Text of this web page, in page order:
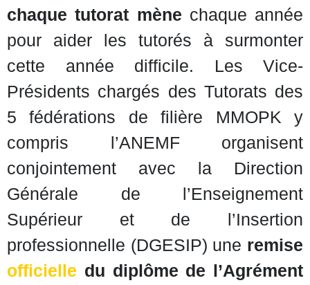
chaque tutorat mène chaque année
pour aider les tutorés à surmonter
cette année difficile. Les Vice-
Présidents chargés des Tutorats des
5 fédérations de filière MMOPK y
compris l’ANEMF organisent
conjointement avec la Direction
Générale de l’Enseignement
Supérieur et de l’Insertion
professionnelle (DGESIP) une remise
officielle du diplôme de l’Agrément